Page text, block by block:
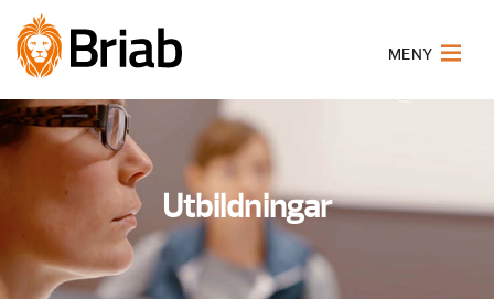
MENY
Utbildningar